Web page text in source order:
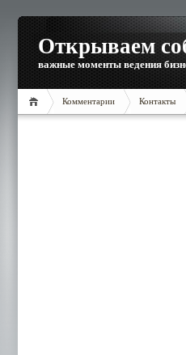
Открываем
важные моменты ведения
Комментарии Контакты